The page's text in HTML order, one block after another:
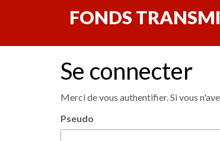
FONDS
Se connecter
Merci de vous authentifier. Si vous
Pseudo